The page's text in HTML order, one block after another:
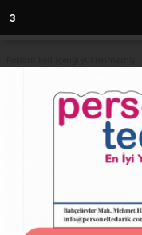
2
Anasayfa HATAY
(Sovtna) - Sovtna Haber